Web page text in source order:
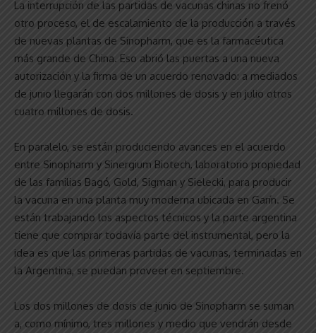
La interrupción de las partidas de vacunas chinas no frenó
otro proceso, el de escalamiento de la producción a través
de nuevas plantas de Sinopharm, que es la farmacéutica
más grande de China. Eso abrió las puertas a una nueva
autorización y la firma de un acuerdo renovado: a mediados
de junio llegarán con dos millones de dosis y en julio otros
cuatro millones de dosis.
En paralelo, se están produciendo avances en el acuerdo
entre Sinopharm y Sinergium Biotech, laboratorio propiedad
de las familias Bagó, Gold, Sigman y Sielecki, para producir
la vacuna en una planta muy moderna ubicada en Garín. Se
están trabajando los aspectos técnicos y la parte argentina
tiene que comprar todavía parte del instrumental, pero la
idea es que las primeras partidas de vacunas, terminadas en
la Argentina, se puedan proveer en septiembre.
Los dos millones de dosis de junio de Sinopharm se suman
a, como mínimo, tres millones y medio que vendrán desde